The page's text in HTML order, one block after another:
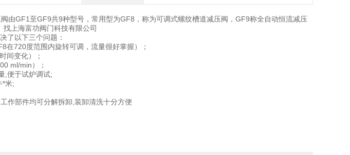
由GF1至GF9共9种型号，常用型为GF8，称为可调式螺纹槽道减压阀，GF9称全自动恒流减压
找上海富功阀门科技有限公司
了以下三个问题：
720度范围内旋转可调，流量很好掌握）；
间变化）；
ml/min）；
,便于试炉调试;
*米;
作部件均可分解拆卸,装卸清洗十分方便